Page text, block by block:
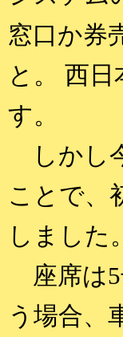
窓口か券
と。 西
す。
しかし
ことで、
しました。
座席は5
う場合、